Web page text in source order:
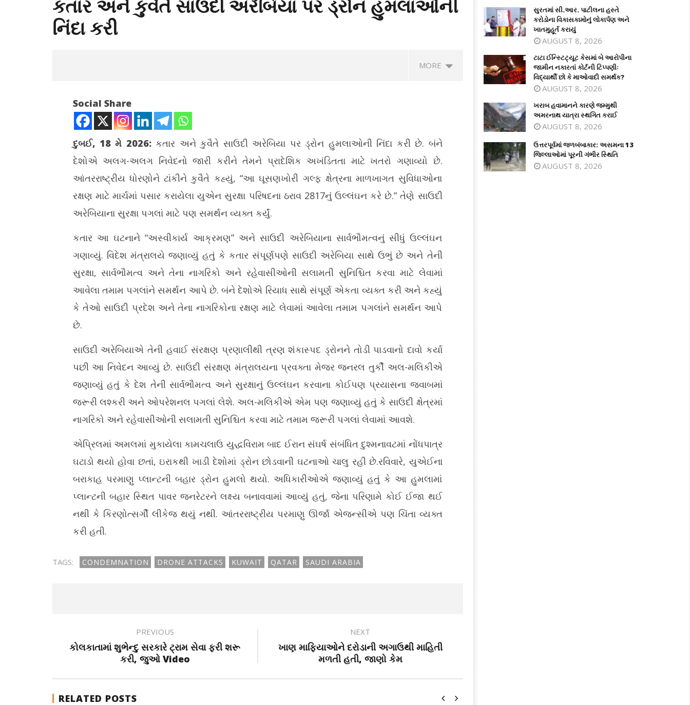
કતાર અને કુવૈતે સાઉદી અરેબિયા પર ડ્રોન હુમલાઓની
નિંદા કરી
MORE
કતાર અને કુવૈતે સાઉદી અરેબિયા પર ડ્રોન
હુમલાઓની નિંદા કરી
May
2026
સોશિયલ મીડિયા X દ્વારા હવે કમાણી કરવાનું
સરળ નહીં, જાણો શું મોટો ફેરફાર થયો?
May
2026
સુરતમાં સી.આર. પાટીલના હસ્તે કરોડોના
વિકાસકામોનું લોકાર્પણ અને ખાતમુહૂર્ત
18,
Social Share
દુબઈ, 18 મે 2026:કતાર અને કુવૈતે સાઉદી અરેબિયા પર ડ્રોન હુમલાઓની નિંદા કરી છે. બંને
દેશોએ અલગ-અલગ નિવેદનો જારી કરીને તેમને પ્રાદેશિક અખંડિતતા માટે ખતરો ગણાવ્યો છે.
આંતરરાષ્ટ્રીય ધોરણોને ટાંકીને કુવૈતે કહ્યું, “આ ઘૂસણખોરી ગલ્ફ ક્ષેત્રના માળખાગત સુવિધાઓના
રક્ષણ માટે માર્ચમાં પસાર કરાયેલા યુએન સુરક્ષા પરિષદના ઠરાવ 2817નું ઉલ્લંઘન કરે છે.” તેણે સાઉદી
અરેબિયાના સુરક્ષા પગલાં માટે પણ સમર્થન વ્યક્ત કર્યું.
કતાર આ ઘટનાને “અસ્વીકાર્ય આક્રમણ” અને સાઉદી અરેબિયાના સાર્વભૌમત્વનું સીધું ઉલ્લંઘન
ગણાવ્યું. વિદેશ મંત્રાલયે જણાવ્યું હતું કે કતાર સંપૂર્ણપણે સાઉદી અરેબિયા સાથે ઉભું છે અને તેની
સુરક્ષા, સાર્વભૌમત્વ અને તેના નાગરિકો અને રહેવાસીઓની સલામતી સુનિશ્ચિત કરવા માટે લેવામાં
આવેલા તમામ પગલાંને સમર્થન આપે છે. બંને દેશોએ રિયાધ સાથે સંપૂર્ણ એકતા વ્યક્ત કરી અને કહ્યું
કે તેઓ સાઉદી પ્રદેશ અને તેના નાગરિકોના રક્ષણ માટે લેવામાં આવેલા તમામ પગલાંને સમર્થન આપે
છે.
સાઉદી અરેબિયાએ તેની હવાઈ સંરક્ષણ પ્રણાલીથી ત્રણ શંકાસ્પદ ડ્રોનને તોડી પાડવાનો દાવો કર્યા
પછી આ નિવેદન આવ્યું છે. સાઉદી સંરક્ષણ મંત્રાલયના પ્રવક્તા મેજર જનરલ તુર્કી અલ-મલિકીએ
જણાવ્યું હતું કે દેશ તેની સાર્વભૌમત્વ અને સુરક્ષાનું ઉલ્લંઘન કરવાના કોઈપણ પ્રયાસના જવાબમાં
જરૂરી લશ્કરી અને ઓપરેશનલ પગલાં લેશે. અલ-મલિકીએ એમ પણ જણાવ્યું હતું કે સાઉદી ક્ષેત્રમાં
નાગરિકો અને રહેવાસીઓની સલામતી સુનિશ્ચિત કરવા માટે તમામ જરૂરી પગલાં લેવામાં આવશે.
એપ્રિલમાં અમલમાં મુકાયેલા કામચલાઉ યુદ્ધવિરામ બાદ ઈરાન સંઘર્ષ સંબંધિત દુશ્મનાવટમાં નોંધપાત્ર
ઘટાડો થયો હોવા છતાં, ઇરાકથી ખાડી દેશોમાં ડ્રોન છોડવાની ઘટનાઓ ચાલુ રહી છે.રવિવારે, યુએઈના
બરાકાહ પરમાણુ પ્લાન્ટની બહાર ડ્રોન હુમલો થયો. અધિકારીઓએ જણાવ્યું હતું કે આ હુમલામાં
પ્લાન્ટની બહાર સ્થિત પાવર જનરેટરને લક્ષ્ય બનાવવામાં આવ્યું હતું, જેના પરિણામે કોઈ ઈજા થઈ
નથી કે કિરણોત્સર્ગી લીકેજ થયું નથી. આંતરરાષ્ટ્રીય પરમાણુ ઊર્જા એજન્સીએ પણ ચિંતા વ્યક્ત
કરી હતી.
TAGS: CONDEMNATION DRONE ATTACKS KUWAIT QATAR SAUDI ARABIA
PREVIOUS
કોલકાતામાં શુભેન્દુ સરકારે ટ્રામ સેવા ફરી શરૂ
કરી, જુઓ Video
NEXT
ખાણ માફિયાઓને દરોડાની અગાઉથી માહિતી
મળતી હતી, જાણો કેમ
RELATED POSTS
સુરતમાં સી.આર. પાટીલના હસ્તે
કરોડોના વિકાસકામોનું લોકાર્પણ અને
ખાતમુહૂર્ત કરાયું
AUGUST 8, 2026
ટાટા ઈન્સ્ટિટ્યૂટ કેસમાં બે આરોપીના
જામીન નકારતાં કોર્ટની ટિપ્પણીઃ
વિદ્યાર્થી છો કે માઓવાદી સમર્થક?
AUGUST 8, 2026
ખરાબ હવામાનને કારણે જમ્મુથી
અમરનાથ યાત્રા સ્થગિત કરાઈ
AUGUST 8, 2026
ઉત્તરપૂર્વમાં જળબંબાકાર: અસમના 13
જિલ્લાઓમાં પૂરની ગંભીર સ્થિતિ
AUGUST 8, 2026